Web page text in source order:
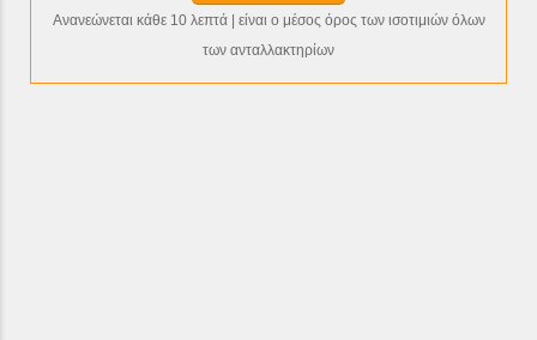
Ανανεώνεται κάθε 10 λεπτά | είναι ο μέσος όρος των ισοτιμιών όλων
των ανταλλακτηρίων